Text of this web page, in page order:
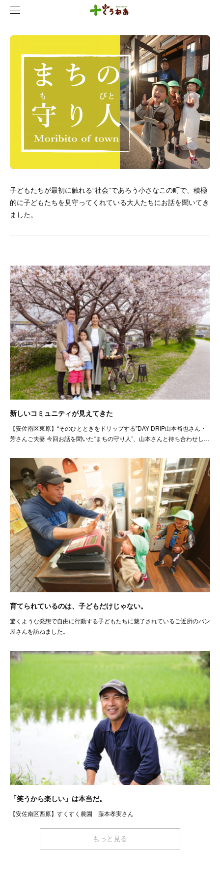
子どもたちが最初に触れる“社会”であろう小さなこの町で、積極
的に子どもたちを見守ってくれている大人たちにお話を聞いてき
ました。
新しいコミュニティが見えてきた
【安佐南区東原】“そのひとときをドリップする”DAY DRIP山本裕也さん・
芳さんご夫妻 今回お話を聞いた“まちの守り人”、山本さんと待ち合わせし…
育てられているのは、子どもだけじゃない。
驚くような発想で自由に行動する子どもたちに魅了されているご近所のパン
屋さんを訪ねました。
「笑うから楽しい」は本当だ。
【安佐南区西原】すくすく農園 藤本孝実さん
もっと見る